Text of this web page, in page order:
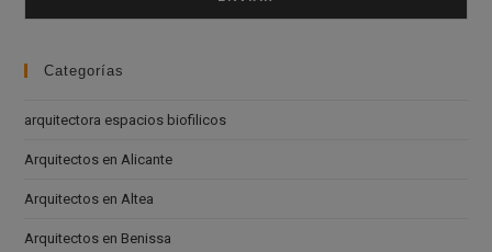
Categorías
arquitectora espacios biofilicos
Arquitectos en Alicante
Arquitectos en Altea
Arquitectos en Benissa